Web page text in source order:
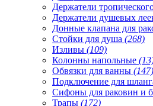
Держатели
Держатели душевых
Донные клапана для
Стойки для душа (268)
Изливы (109)
Колонны напольные
Обвязки для ванны (147)
Подключение для
Сифоны для раковин и
Трапы (172)